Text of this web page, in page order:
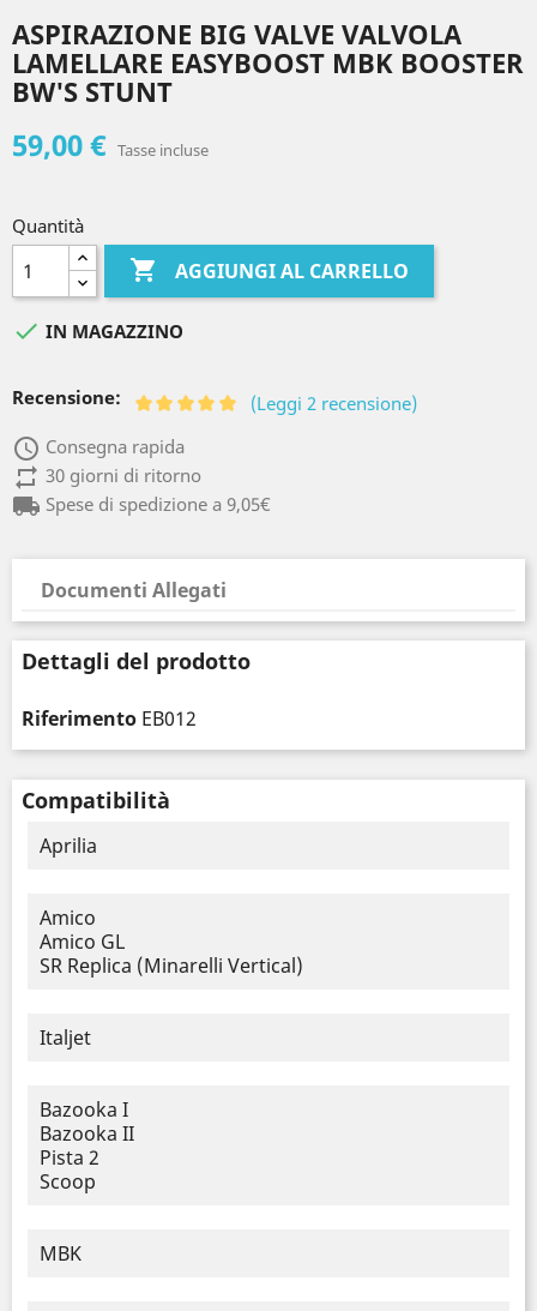
ASPIRAZIONE BIG VALVE VALVOLA
LAMELLARE EASYBOOST MBK BOOSTER
BW'S STUNT
59,00 € Tasse incluse
Quantità
 AGGIUNGI AL CARRELLO
 IN MAGAZZINO
Recensione: (Leggi 2 recensione)
access_time Consegna rapida
repeat30 giorni di ritorno
local_shippingSpese di spedizione a 9,05€
Documenti Allegati
Dettagli del prodotto
Riferimento EB012
Compatibilità
Aprilia
Amico
Amico GL
SR Replica (Minarelli Vertical)
Italjet
Bazooka I
Bazooka II
Pista 2
Scoop
MBK